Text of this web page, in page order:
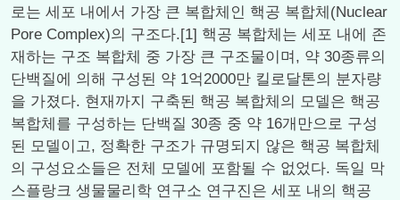
로는 세포 내에서 가장 큰 복합체인 핵공 복합체(Nuclear
Pore Complex)의 구조다.[1] 핵공 복합체는 세포 내에 존
재하는 구조 복합체 중 가장 큰 구조물이며, 약 30종류의
단백질에 의해 구성된 약 1억2000만 킬로달톤의 분자량
을 가졌다. 현재까지 구축된 핵공 복합체의 모델은 핵공
복합체를 구성하는 단백질 30종 중 약 16개만으로 구성
된 모델이고, 정확한 구조가 규명되지 않은 핵공 복합체
의 구성요소들은 전체 모델에 포함될 수 없었다. 독일 막
스플랑크 생물물리학 연구소 연구진은 세포 내의 핵공